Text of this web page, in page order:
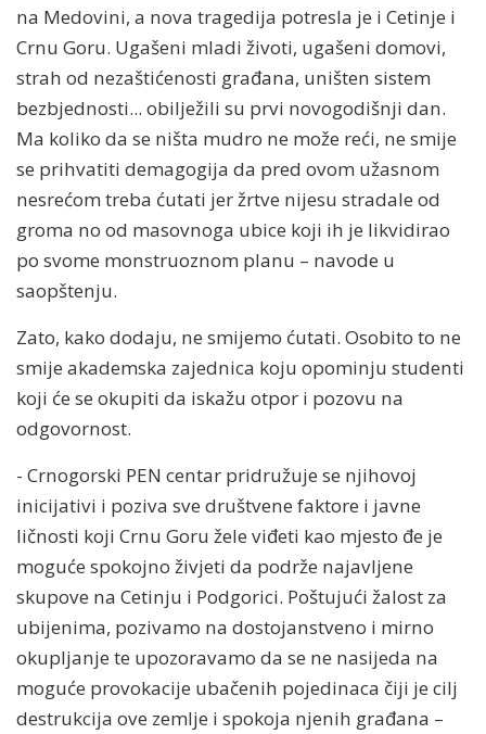
na Medovini, a nova tragedija potresla je i Cetinje i
Crnu Goru. Ugašeni mladi životi, ugašeni domovi,
strah od nezaštićenosti građana, uništen sistem
bezbjednosti... obilježili su prvi novogodišnji dan.
Ma koliko da se ništa mudro ne može reći, ne smije
se prihvatiti demagogija da pred ovom užasnom
nesrećom treba ćutati jer žrtve nijesu stradale od
groma no od masovnoga ubice koji ih je likvidirao
po svome monstruoznom planu – navode u
saopštenju.
Zato, kako dodaju, ne smijemo ćutati. Osobito to ne
smije akademska zajednica koju opominju studenti
koji će se okupiti da iskažu otpor i pozovu na
odgovornost.
- Crnogorski PEN centar pridružuje se njihovoj
inicijativi i poziva sve društvene faktore i javne
ličnosti koji Crnu Goru žele viđeti kao mjesto đe je
moguće spokojno živjeti da podrže najavljene
skupove na Cetinju i Podgorici. Poštujući žalost za
ubijenima, pozivamo na dostojanstveno i mirno
okupljanje te upozoravamo da se ne nasijeda na
moguće provokacije ubačenih pojedinaca čiji je cilj
destrukcija ove zemlje i spokoja njenih građana –